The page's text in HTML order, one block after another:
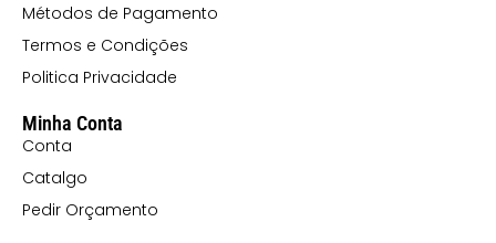
Métodos de Pagamento
Termos e Condições
Politica Privacidade
Minha Conta
Conta
Catalgo
Pedir Orçamento